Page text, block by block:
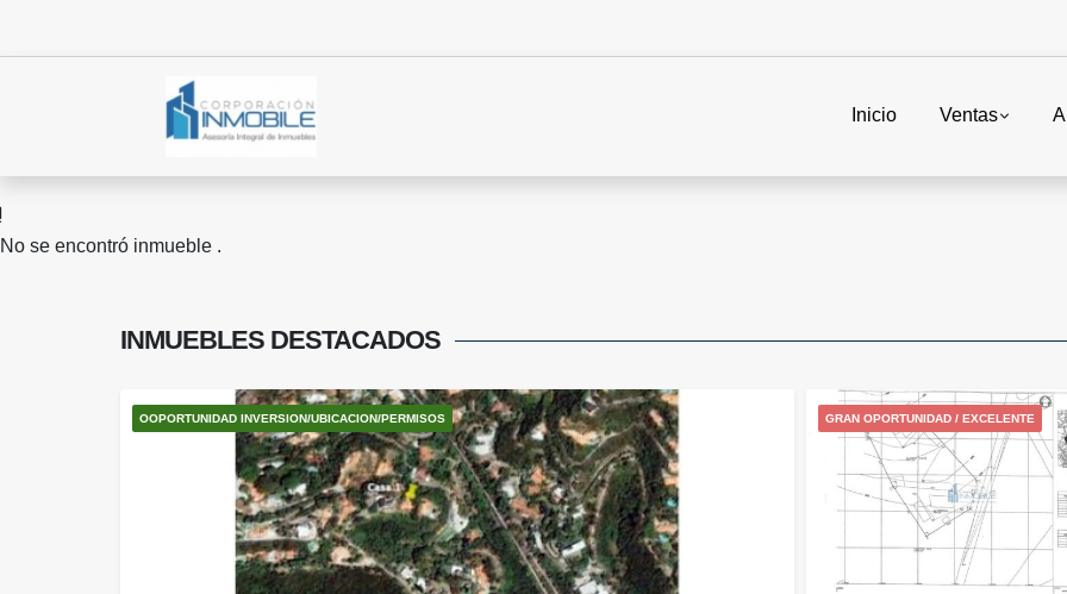
Inicio Ventas
No se encontró inmueble .
INMUEBLES DESTACADOS
OOPORTUNIDAD INVERSION/UBICACION/PERMISOS GRAN OPORTUNIDAD / EXCELENTE